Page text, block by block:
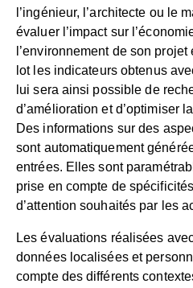
l’ingénieur, l’architecte ou le
évaluer l’impact sur
l’environnement de son
lot les indicateurs obtenus
lui sera ainsi possible de
d’amélioration et d’optimiser
Des informations sur des
sont automatiquement
entrées. Elles sont
prise en compte de
d’attention souhaités par les
Les évaluations réalisées
données localisées et
compte des différents